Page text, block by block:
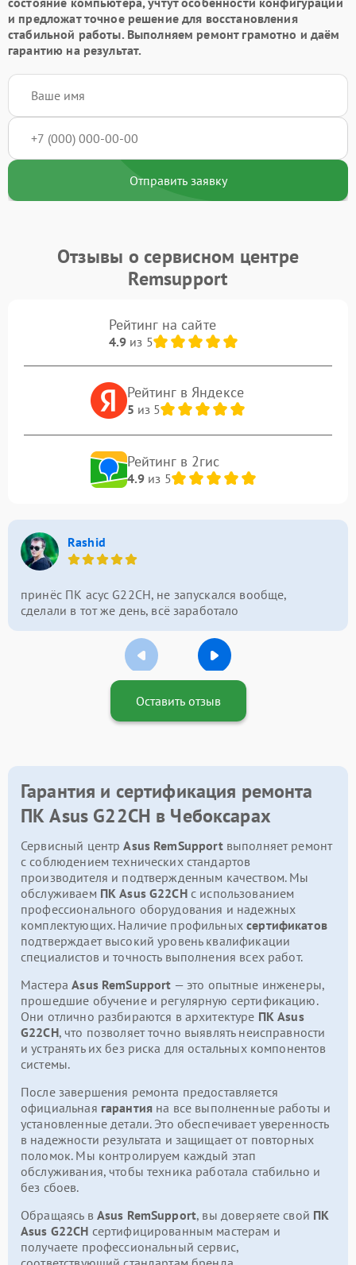
и предложат точное решение для восстановления
стабильной работы. Выполняем ремонт грамотно и даём
гарантию на результат.
Отправить заявку
Отзывы о сервисном центре
Remsupport
Рейтинг на сайте
4.9из 5
Рейтинг в Яндексе
5 из 5
Рейтинг в 2гис
4.9из 5
Rashid
принёс ПК асус G22CH, не запускался вообще,
сделали в тот же день, всё заработало
Оставить отзыв
Гарантия и сертификация ремонта
ПК Asus G22CH в Чебоксарах
Сервисный центрAsus RemSupportвыполняет ремонт
с соблюдением технических стандартов
производителя и подтвержденным качеством. Мы
обслуживаем ПК Asus G22CHс использованием
профессионального оборудования и надежных
комплектующих. Наличие профильныхсертификатов
подтверждает высокий уровень квалификации
специалистов и точность выполнения всех работ.
МастераAsus RemSupport — это опытные инженеры,
прошедшие обучение и регулярную сертификацию.
Они отлично разбираются в архитектуре ПК Asus
G22CH, что позволяет точно выявлять неисправности
и устранять их без риска для остальных компонентов
системы.
После завершения ремонта предоставляется
официальная гарантия на все выполненные работы и
установленные детали. Это обеспечивает уверенность
в надежности результата и защищает от повторных
поломок. Мы контролируем каждый этап
обслуживания, чтобы техника работала стабильно и
без сбоев.
Обращаясь в Asus RemSupport, вы доверяете свой ПК
Asus G22CH сертифицированным мастерам и
получаете профессиональный сервис,